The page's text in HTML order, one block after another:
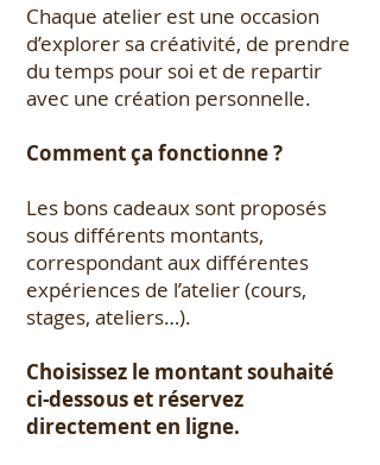
Chaque atelier est une occasion
d’explorer sa créativité, de prendre
du temps pour soi et de repartir
avec une création personnelle.
Comment ça fonctionne ?
Les bons cadeaux sont proposés
sous différents montants,
correspondant aux différentes
expériences de l’atelier (cours,
stages, ateliers…).
Choisissez le montant souhaité
ci-dessous et réservez
directement en ligne.